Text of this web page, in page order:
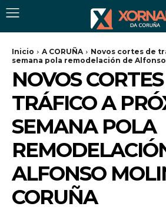
Inicio A CORUÑA
Novos cortes de
semana pola remodelación de Alfonso
NOVOS
TRÁFICO A
SEMANA POLA
ALFONSO
CORUÑA